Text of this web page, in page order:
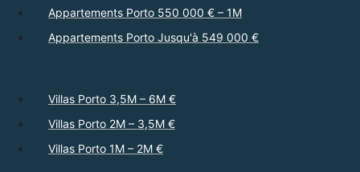
Appartements Porto 550 000 € – 1M
Appartements Porto Jusqu'à 549 000 €
Villas Porto 3,5M – 6M €
Villas Porto 2M – 3,5M €
Villas Porto 1M – 2M €